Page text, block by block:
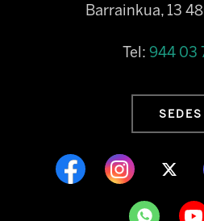
Barrainkua, 13
Tel: 944 03
SEDES